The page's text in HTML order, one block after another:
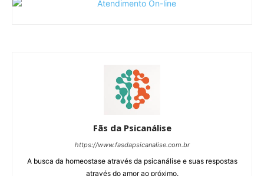
Fãs da Psicanálise
https://www.fasdapsicanalise.com.br
A busca da homeostase através da psicanálise e suas respostas
através do amor ao próximo.